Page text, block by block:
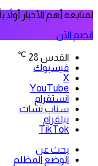
لمتابعة أهم الأخبار أولاً
انضم الآن
القدس 28
℃
فيسبوك
‫X
‫YouTube
انستقرام
سناب تشات
تيلقرام
‫TikTok
بحث عن
الوضع المظلم